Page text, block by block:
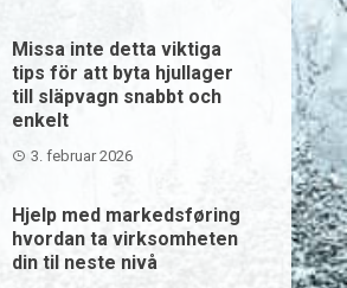
Missa inte detta viktiga
tips för att byta hjullager
till släpvagn snabbt och
enkelt
3. februar 2026
Hjelp med markedsføring
hvordan ta virksomheten
din til neste nivå